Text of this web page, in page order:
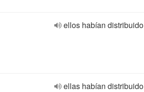
ellos habían distribuido
ellas habían distribuido